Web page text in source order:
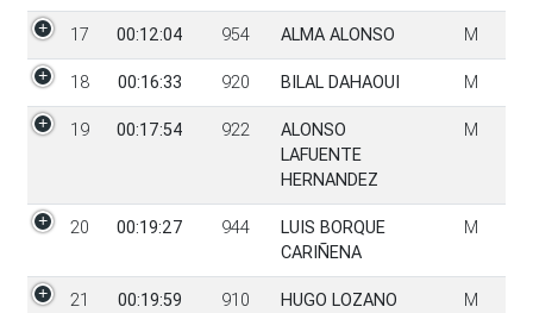
17 00:12:04 954 ALMA ALONSO M
18 00:16:33 920 BILAL DAHAOUI M
19 00:17:54 922
ALONSO
LAFUENTE
HERNANDEZ
M
20 00:19:27 944
LUIS BORQUE
CARIÑENA
M
21 00:19:59 910
HUGO LOZANO
M